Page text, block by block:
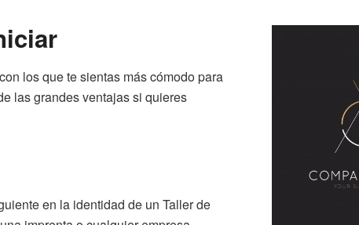
los que te sientas más cómodo para
las grandes ventajas si quieres
en la identidad de un Taller de